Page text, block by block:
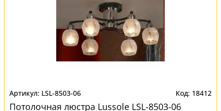
LSL-8503-06 18412
Потолочная люстра Lussole LSL-8503-06